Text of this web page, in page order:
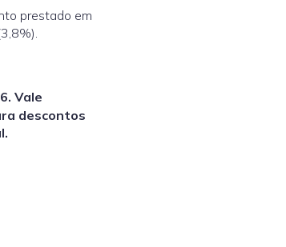
prestado em
Vale
descontos